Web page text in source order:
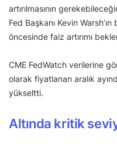
artırılmasının
Fed Başkanı Kevin
öncesinde faiz artırımı
CME FedWatch verilerine
olarak fiyatlanan aralık
yükseltti.
Altında kritik